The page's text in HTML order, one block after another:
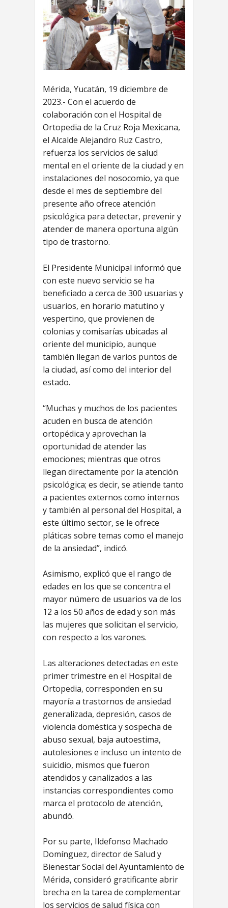
Mérida, Yucatán, 19 diciembre de
2023.- Con el acuerdo de
colaboración con el Hospital de
Ortopedia de la Cruz Roja Mexicana,
el Alcalde Alejandro Ruz Castro,
refuerza los servicios de salud
mental en el oriente de la ciudad y en
instalaciones del nosocomio, ya que
desde el mes de septiembre del
presente año ofrece atención
psicológica para detectar, prevenir y
atender de manera oportuna algún
tipo de trastorno.
El Presidente Municipal informó que
con este nuevo servicio se ha
beneficiado a cerca de 300 usuarias y
usuarios, en horario matutino y
vespertino, que provienen de
colonias y comisarías ubicadas al
oriente del municipio, aunque
también llegan de varios puntos de
la ciudad, así como del interior del
estado.
“Muchas y muchos de los pacientes
acuden en busca de atención
ortopédica y aprovechan la
oportunidad de atender las
emociones; mientras que otros
llegan directamente por la atención
psicológica; es decir, se atiende tanto
a pacientes externos como internos
y también al personal del Hospital, a
este último sector, se le ofrece
pláticas sobre temas como el manejo
de la ansiedad”, indicó.
Asimismo, explicó que el rango de
edades en los que se concentra el
mayor número de usuarios va de los
12 a los 50 años de edad y son más
las mujeres que solicitan el servicio,
con respecto a los varones.
Las alteraciones detectadas en este
primer trimestre en el Hospital de
Ortopedia, corresponden en su
mayoría a trastornos de ansiedad
generalizada, depresión, casos de
violencia doméstica y sospecha de
abuso sexual, baja autoestima,
autolesiones e incluso un intento de
suicidio, mismos que fueron
atendidos y canalizados a las
instancias correspondientes como
marca el protocolo de atención,
abundó.
Por su parte, Ildefonso Machado
Domínguez, director de Salud y
Bienestar Social del Ayuntamiento de
Mérida, consideró gratificante abrir
brecha en la tarea de complementar
los servicios de salud física con